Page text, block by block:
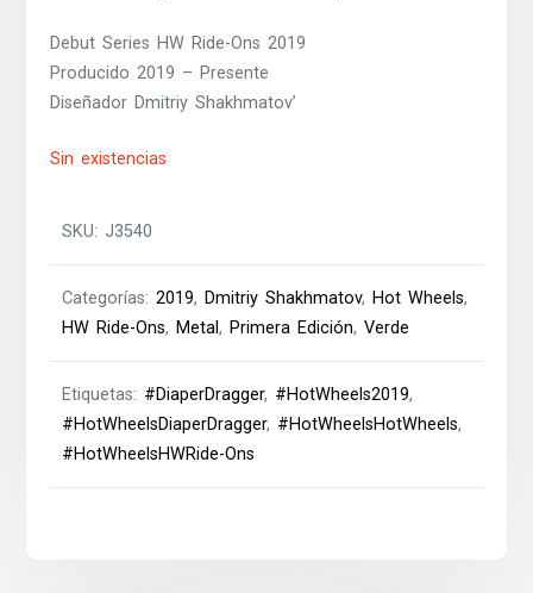
Debut Series HW Ride-Ons 2019
Producido 2019 – Presente
Diseñador Dmitriy Shakhmatov’
Sin existencias
SKU:J3540
Categorías:2019,Dmitriy Shakhmatov,Hot Wheels,
HW Ride-Ons,Metal,Primera Edición,Verde
Etiquetas: #DiaperDragger, #HotWheels2019,
#HotWheelsDiaperDragger, #HotWheelsHotWheels,
#HotWheelsHWRide-Ons